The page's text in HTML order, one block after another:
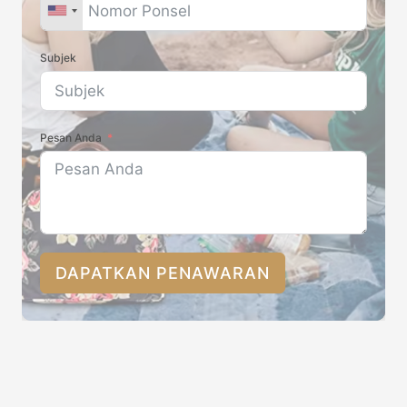
Subjek
Pesan Anda
DAPATKAN PENAWARAN